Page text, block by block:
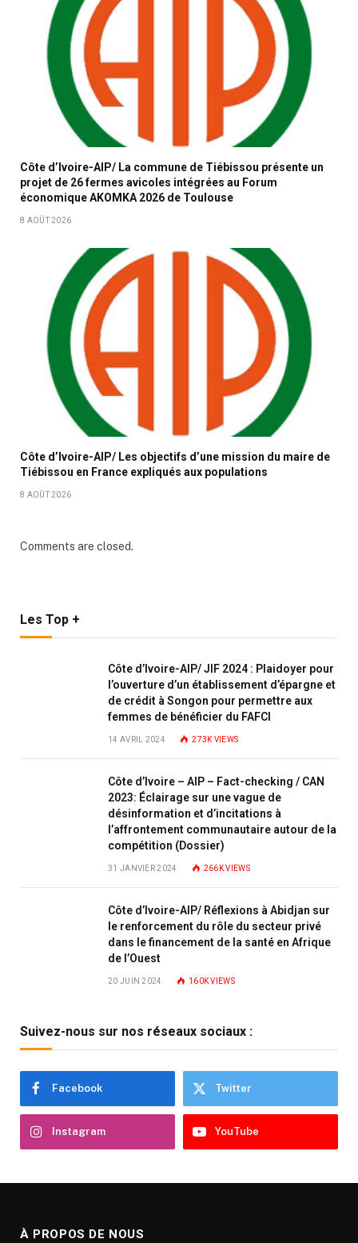
Côte d’Ivoire-AIP/ La commune de Tiébissou présente un
projet de 26 fermes avicoles intégrées au Forum
économique AKOMKA 2026 de Toulouse
8 AOÛT 2026
Côte d’Ivoire-AIP/ Les objectifs d’une mission du maire de
Tiébissou en France expliqués aux populations
8 AOÛT 2026
Comments are closed.
Les Top +
Côte d’Ivoire-AIP/ JIF 2024 : Plaidoyer pour
l’ouverture d’un établissement d’épargne et
de crédit à Songon pour permettre aux
femmes de bénéficier du FAFCI
14 AVRIL 2024 273KVIEWS
Côte d’Ivoire – AIP – Fact-checking / CAN
2023: Éclairage sur une vague de
désinformation et d’incitations à
l’affrontement communautaire autour de la
compétition (Dossier)
31 JANVIER 2024 266KVIEWS
Côte d’Ivoire-AIP/ Réflexions à Abidjan sur
le renforcement du rôle du secteur privé
dans le financement de la santé en Afrique
de l’Ouest
20 JUIN 2024 160KVIEWS
Suivez-nous sur nos réseaux sociaux :
Facebook Twitter
Instagram YouTube
À PROPOS DE NOUS